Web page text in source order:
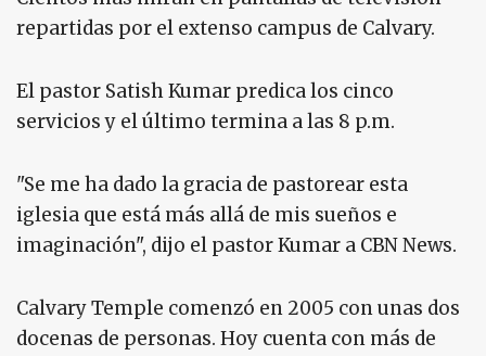
repartidas por el extenso campus de Calvary.
El pastor Satish Kumar predica los cinco
servicios y el último termina a las 8 p.m.
"Se me ha dado la gracia de pastorear esta
iglesia que está más allá de mis sueños e
imaginación", dijo el pastor Kumar a CBN News.
Calvary Temple comenzó en 2005 con unas dos
docenas de personas. Hoy cuenta con más de